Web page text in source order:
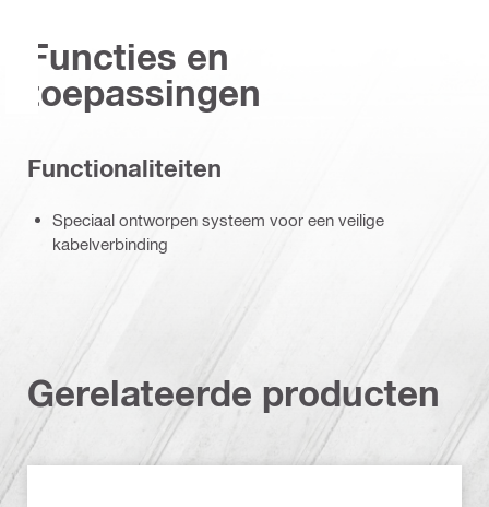
Functies en
toepassingen
Functionaliteiten
Speciaal ontworpen systeem voor een veilige
kabelverbinding
Gerelateerde producten